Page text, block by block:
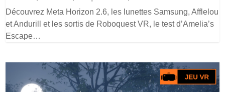
Découvrez Meta Horizon 2.6, les lunettes Samsung, Afflelou
et Andurill et les sortis de Roboquest VR, le test d’Amelia’s
Escape…